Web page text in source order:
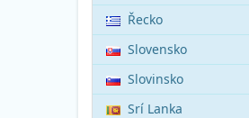
Řecko
Slovensko
Slovinsko
Srí Lanka